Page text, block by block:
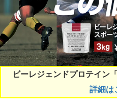
ビーレジェンドプロテイン
詳細は